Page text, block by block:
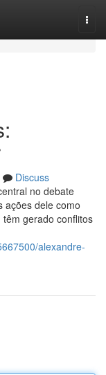
Discuss
no debate
ações dele como
gerado conflitos
alexandre-